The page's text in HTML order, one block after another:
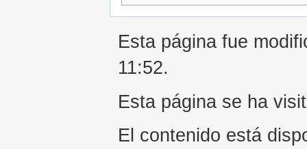
Esta página fue
11:52.
Esta página se ha
El contenido está